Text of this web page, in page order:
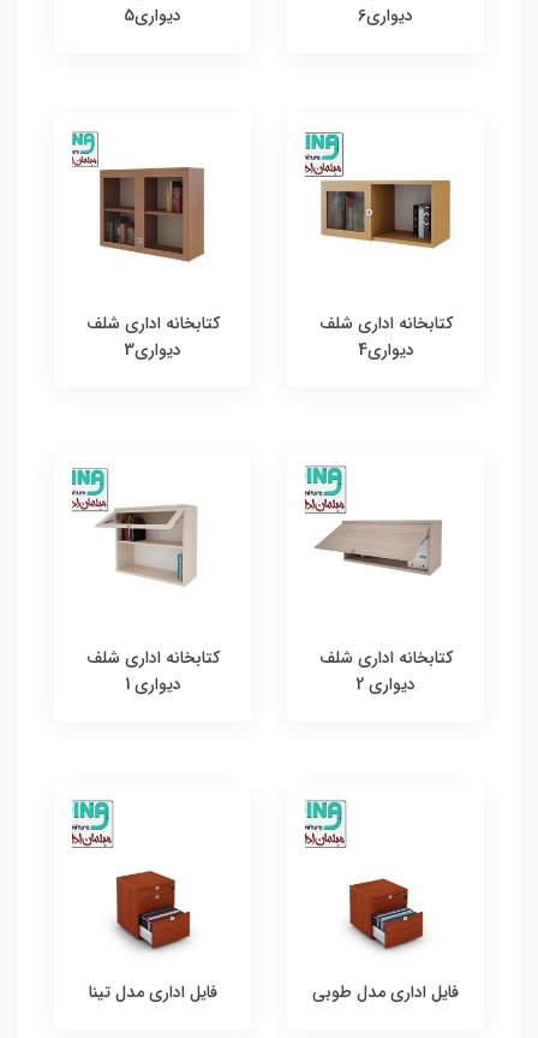
دیواری6
دیواری5
کتابخانه اداری شلف
دیواری4
کتابخانه اداری شلف
دیواری3
کتابخانه اداری شلف
دیواری 2
کتابخانه اداری شلف
دیواری 1
فایل اداری مدل طوبی فایل اداری مدل تینا